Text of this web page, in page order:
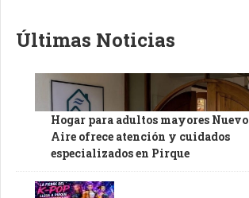
Últimas Noticias
Hogar para adultos mayores Nuevo
Aire ofrece atención y cuidados
especializados en Pirque